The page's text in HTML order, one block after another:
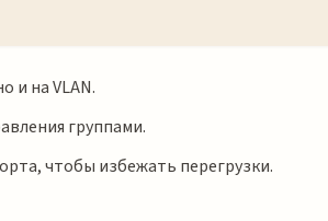
и на VLAN.
группами.
чтобы избежать перегрузки.